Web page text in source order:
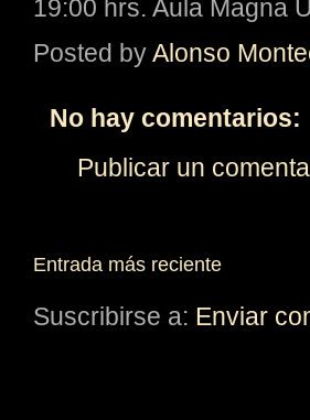
19:00 hrs. Aula Magna
Posted byAlonso
No hay comentarios:
Publicar un
Entrada más reciente
Suscribirse a: Enviar